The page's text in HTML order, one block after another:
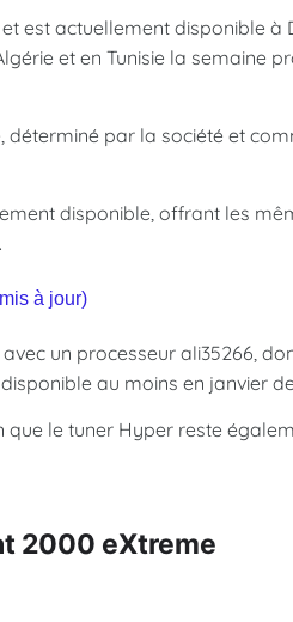
est actuellement disponible à
et en Tunisie la semaine
déterminé par la société et
disponible, offrant les
à jour)
un processeur ali35266,
au moins en janvier
que le tuner Hyper reste
2000 eXtreme